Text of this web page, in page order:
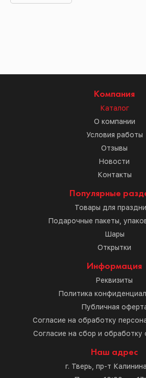
Компания
Каталог
О компании
Условия работы
Отзывы
Новости
Контакты
Популярные
Товары для
Подарочные пакеты,
Шары
Открытки
Информация
Реквизиты
Политика
Публичная
Согласие на обработку
Согласие на сбор и обработку
Наш адрес
г. Тверь, пр-т